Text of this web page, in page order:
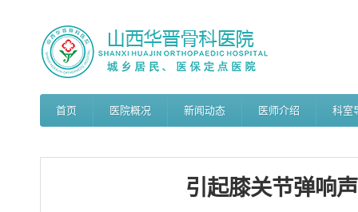
首页 医院概况 新闻动态 医师介绍 科室
引起膝关节弹响